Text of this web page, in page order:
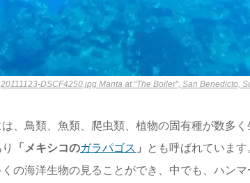
20111123-DSCF4250.jpg Manta at “The Boiler”, San Benedicto,
、鳥類、魚類、爬虫類、植物の固有種が数多く
「メキシコのガラパゴス 」
とも呼ばれていま
の海洋生物の見ることができ、中でも、ハン